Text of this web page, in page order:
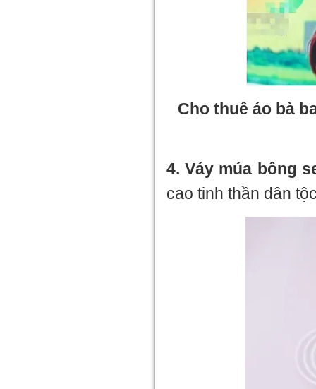
Cho thuê áo bà
4. Váy múa bông
cao tinh thần dân